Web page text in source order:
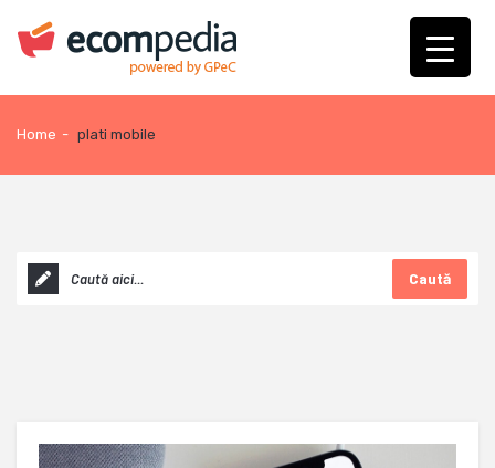
Home - plati mobile
Caută